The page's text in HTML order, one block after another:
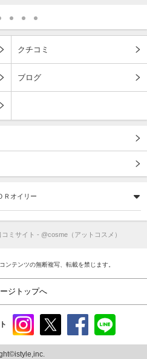
クチコミ
ブログ
Ｒオイリー
コミサイト - @cosme（アットコスメ）
ンテンツの無断複写、転載を禁じます。
ジトップへ
ram